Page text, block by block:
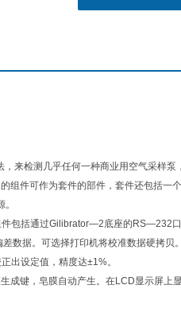
检测几乎任何一种商业用空气采样泵
件可作为套件的部件，套件还包括一
括通过Gilibrator—2底座的RS—232口
数据。可选择打印机将校准数据硬拷贝。
出设定值，精度达±1%。
键，皂膜自动产生。在LCD显示屏上